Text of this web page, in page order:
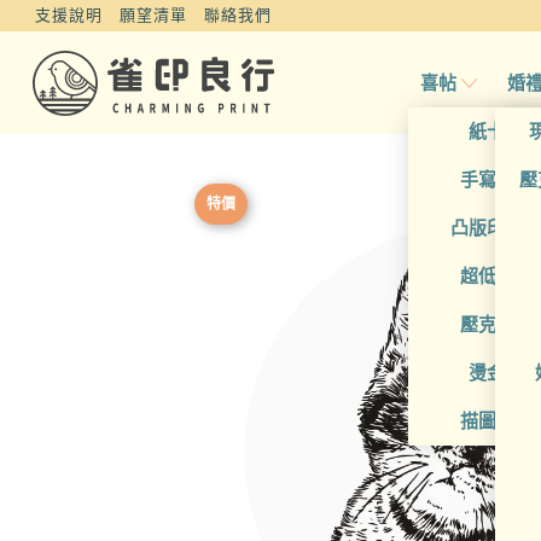
支援說明 願望清單 聯絡我們
喜帖
紙卡喜帖
手寫風喜
凸版印刷
超低價喜
壓克力喜
燙金喜帖
描圖紙喜
婚
特價